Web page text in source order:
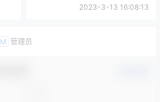
2023-3-13 16:08:13
M 管理员